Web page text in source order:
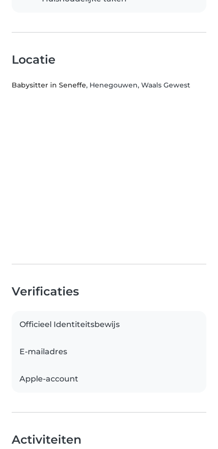
Locatie
Babysitter in Seneffe, Henegouwen, Waals Gewest
Verificaties
Officieel Identiteitsbewijs
E-mailadres
Apple-account
Activiteiten